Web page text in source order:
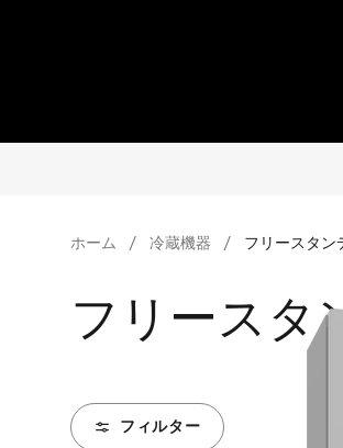
ホーム 冷蔵機器 フリースタン
フリースタ
フィルター